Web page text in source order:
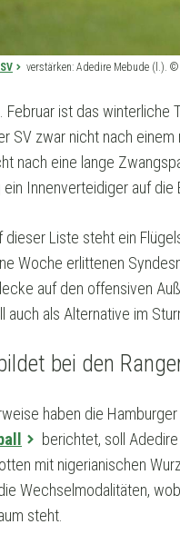
verstärken: Adedire Mebude (l.).
Februar ist das
SV zwar nicht nach
nach eine lange
Innenverteidiger auf die
dieser Liste steht ein
Woche erlittenen
auf den offensiven
auch als Alternative im
bei den
haben die
berichtet, soll
mit nigerianischen
Wechselmodalitäten,
steht.